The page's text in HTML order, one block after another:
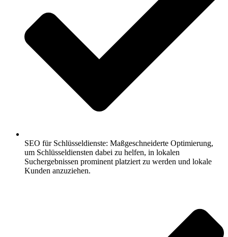
SEO für Schlüsseldienste: Maßgeschneiderte Optimierung,
um Schlüsseldiensten dabei zu helfen, in lokalen
Suchergebnissen prominent platziert zu werden und lokale
Kunden anzuziehen.